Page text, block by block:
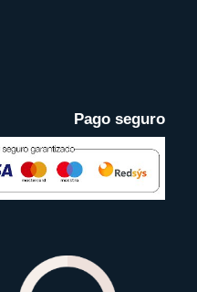
Pago seguro